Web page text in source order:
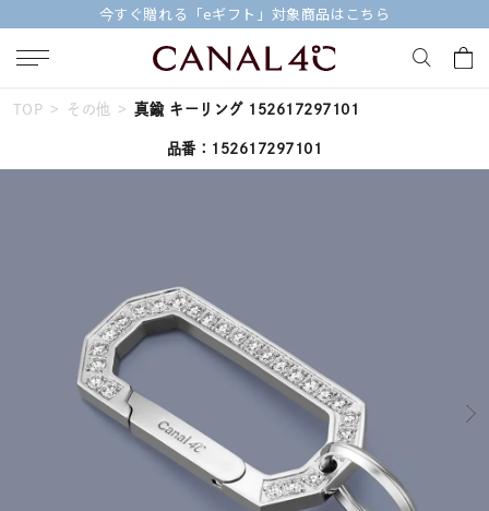
今すぐ贈れる「eギフト」対象商品はこちら
キーワードで検索する
#ダイヤモンド ネックレス
ブランド
すべてのジュエリー
TOP その他 真鍮 キーリング 152617297101
品番：152617297101